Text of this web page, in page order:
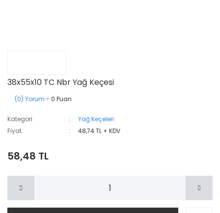
38x55x10 TC Nbr Yağ Keçesi
(0) Yorum - 0 Puan
Kategori
Yağ Keçeleri
Fiyat
48,74 TL + KDV
58,48 TL